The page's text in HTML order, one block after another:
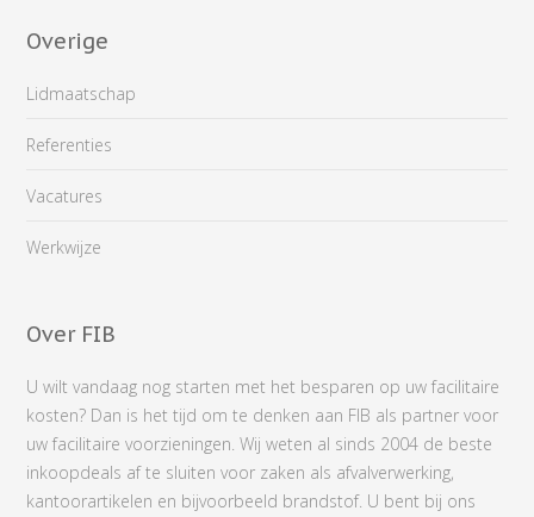
Overige
Lidmaatschap
Referenties
Vacatures
Werkwijze
Over FIB
U wilt vandaag nog starten met het besparen op uw facilitaire
kosten? Dan is het tijd om te denken aan FIB als partner voor
uw facilitaire voorzieningen. Wij weten al sinds 2004 de beste
inkoopdeals af te sluiten voor zaken als afvalverwerking,
kantoorartikelen en bijvoorbeeld brandstof. U bent bij ons